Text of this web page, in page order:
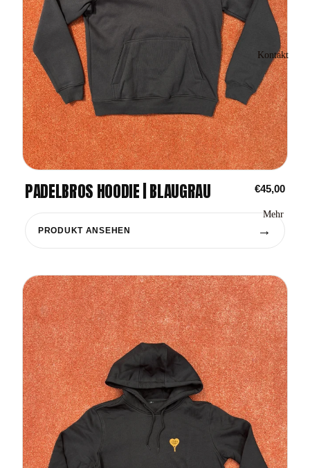
Kontakt
Mehr
PADELBROS HOODIE | BLAUGRAU €45,00
PRODUKT ANSEHEN →